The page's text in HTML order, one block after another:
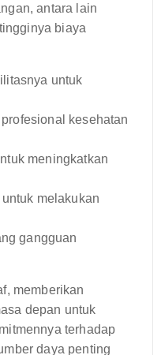
antara lain
biaya
untuk
kesehatan
meningkatkan
melakukan
gangguan
memberikan
depan untuk
terhadap
daya penting